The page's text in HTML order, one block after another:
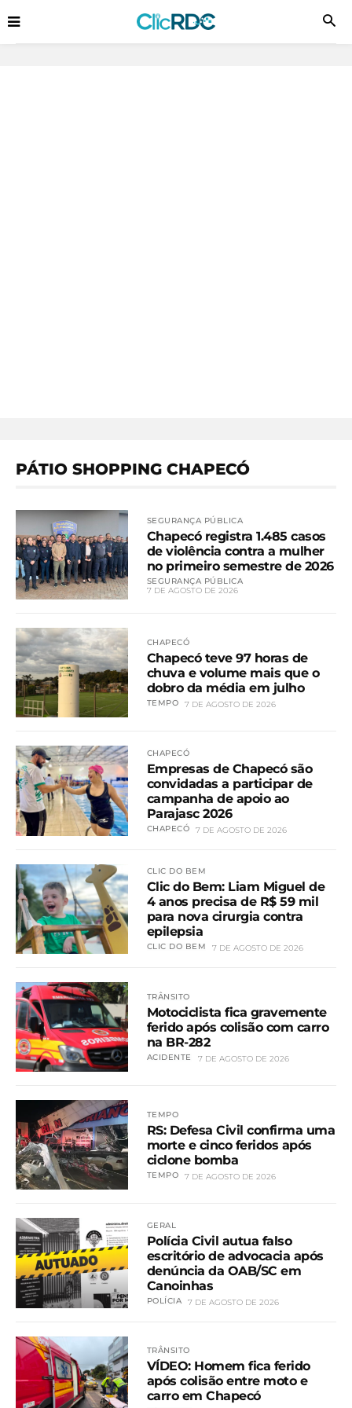
PÁTIO SHOPPING CHAPECÓ
SEGURANÇA PÚBLICA
Chapecó registra 1.485 casos
de violência contra a mulher
no primeiro semestre de 2026
SEGURANÇA PÚBLICA
7 DE AGOSTO DE 2026
CHAPECÓ
Chapecó teve 97 horas de
chuva e volume mais que o
dobro da média em julho
TEMPO 7 DE AGOSTO DE 2026
CHAPECÓ
Empresas de Chapecó são
convidadas a participar de
campanha de apoio ao
Parajasc 2026
CHAPECÓ 7 DE AGOSTO DE 2026
CLIC DO BEM
Clic do Bem: Liam Miguel de
4 anos precisa de R$ 59 mil
para nova cirurgia contra
epilepsia
CLIC DO BEM 7 DE AGOSTO DE 2026
TRÂNSITO
Motociclista fica gravemente
ferido após colisão com carro
na BR-282
ACIDENTE 7 DE AGOSTO DE 2026
TEMPO
RS: Defesa Civil confirma uma
morte e cinco feridos após
ciclone bomba
TEMPO 7 DE AGOSTO DE 2026
GERAL
Polícia Civil autua falso
escritório de advocacia após
denúncia da OAB/SC em
Canoinhas
POLÍCIA 7 DE AGOSTO DE 2026
TRÂNSITO
VÍDEO: Homem fica ferido
após colisão entre moto e
carro em Chapecó